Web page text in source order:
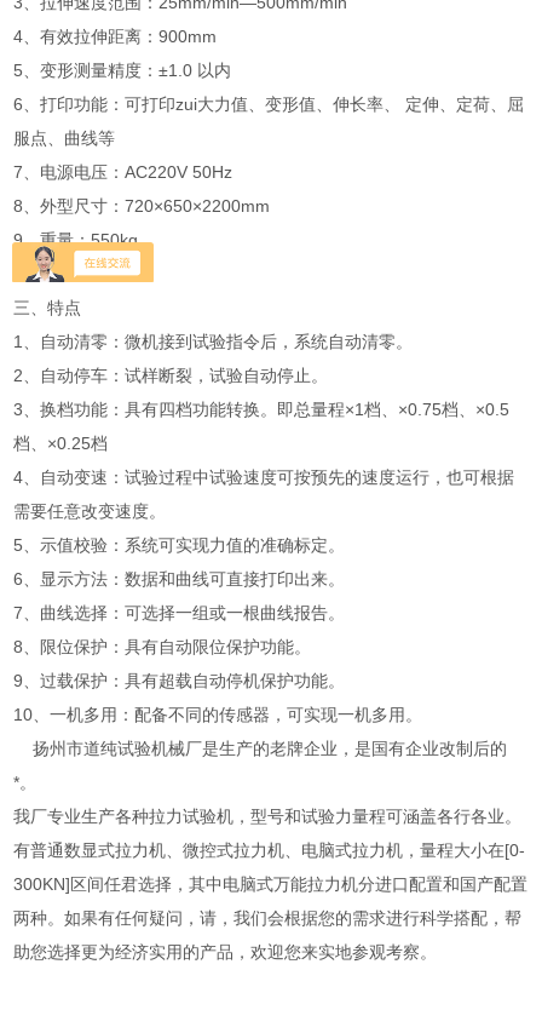
4、有效拉伸距离：900mm
5、变形测量精度：±1.0 以内
6、打印功能：可打印zui大力值、变形值、伸长率、 定伸、定荷、屈
服点、曲线等
7、电源电压：AC220V 50Hz
8、外型尺寸：720×650×2200mm
9、重量：550kg
三、特点
1、自动清零：微机接到试验指令后，系统自动清零。
2、自动停车：试样断裂，试验自动停止。
3、换档功能：具有四档功能转换。即总量程×1档、×0.75档、×0.5
档、×0.25档
4、自动变速：试验过程中试验速度可按预先的速度运行，也可根据
需要任意改变速度。
5、示值校验：系统可实现力值的准确标定。
6、显示方法：数据和曲线可直接打印出来。
7、曲线选择：可选择一组或一根曲线报告。
8、限位保护：具有自动限位保护功能。
9、过载保护：具有超载自动停机保护功能。
10、一机多用：配备不同的传感器，可实现一机多用。
扬州市道纯试验机械厂是生产的老牌企业，是国有企业改制后的
*。
我厂专业生产各种拉力试验机，型号和试验力量程可涵盖各行各业。
有普通数显式拉力机、微控式拉力机、电脑式拉力机，量程大小在[0-
300KN]区间任君选择，其中电脑式万能拉力机分进口配置和国产配置
两种。如果有任何疑问，请，我们会根据您的需求进行科学搭配，帮
助您选择更为经济实用的产品，欢迎您来实地参观考察。